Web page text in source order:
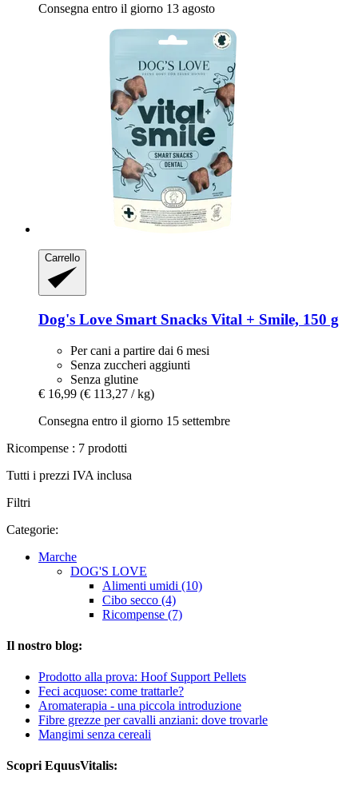
Consegna entro il giorno 13 agosto
Carrello
Dog's Love Smart Snacks Vital + Smile, 150 g
Per cani a partire dai 6 mesi
Senza zuccheri aggiunti
Senza glutine
€ 16,99 (€ 113,27 / kg)
Consegna entro il giorno 15 settembre
Ricompense : 7 prodotti
Tutti i prezzi IVA inclusa
Filtri
Categorie:
Marche
DOG'S LOVE
Alimenti umidi (10)
Cibo secco (4)
Ricompense (7)
Il nostro blog:
Prodotto alla prova: Hoof Support Pellets
Feci acquose: come trattarle?
Aromaterapia - una piccola introduzione
Fibre grezze per cavalli anziani: dove trovarle
Mangimi senza cereali
Scopri EquusVitalis: